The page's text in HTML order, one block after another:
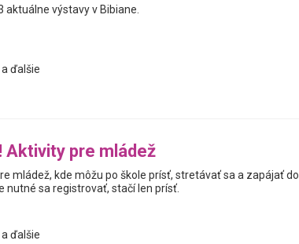
aktuálne výstavy v Bibiane.
ďalšie
Aktivity pre mládež
mládež, kde môžu po škole prísť, stretávať sa a zapájať do
nutné sa registrovať, stačí len prísť.
ďalšie